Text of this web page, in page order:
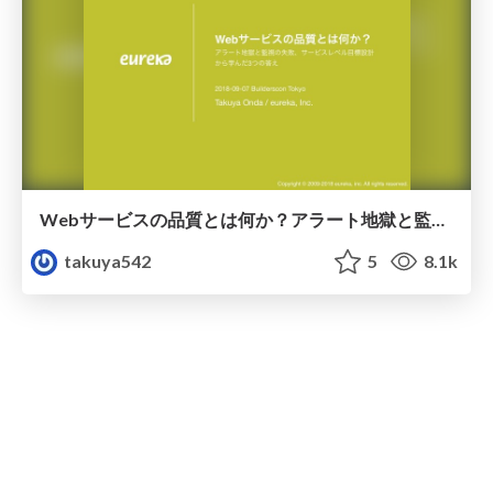
Webサービスの品質とは何か？アラート地獄と監視の失敗、サービスレベル目標設計 から学んだ3つの答え
takuya542
5 8.1k